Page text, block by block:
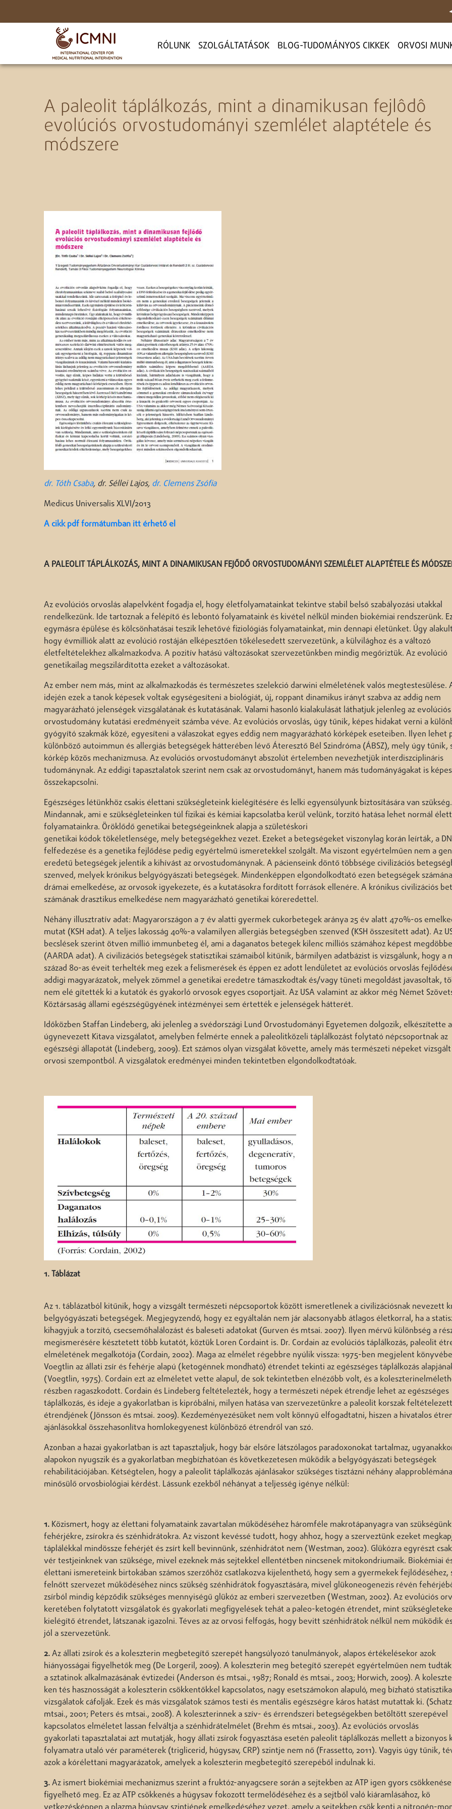
RÓLUNK SZOLGÁLTATÁSOK BLOG-TUDOMÁNYOS CIKKEK ORVOSI
A paleolit táplálkozás, mint a dinamikusan fejlôdô
evolúciós orvostudományi szemlélet alaptétele és
módszere
dr. Tóth Csaba, dr. Séllei Lajos, dr. Clemens Zsófia
Medicus Universalis XLVI/2013
A cikk pdf formátumban itt érhető el
A PALEOLIT TÁPLÁLKOZÁS, MINT A DINAMIKUSAN FEJŐDŐ ORVOSTUDOMÁNYI SZEMLÉLET ALAPTÉTELE ÉS
Az evolúciós orvoslás alapelvként fogadja el, hogy életfolyamatainkat tekintve stabil belső szabályozási utakkal
rendelkezünk. Ide tartoznak a felépítő és lebontó folyamataink és kivétel nélkül minden biokémiai rendszerünk.
egymásra épülése és kölcsönhatásai teszik lehetővé fiziológiás folyamatainkat, min dennapi életünket. Úgy
hogy évmilliók alatt az evolúció rostáján elképesztően tökélesedett szervezetünk, a külvilághoz és a változó
életfeltételekhez alkalmazkodva. A pozitív hatású változásokat szervezetünkben mindig megőriztük. Az evolúció
genetikailag megszilárdította ezeket a változásokat.
Az ember nem más, mint az alkalmazkodás és természetes szelekció darwini elméletének valós megtestesülése.
idején ezek a tanok képesek voltak egységesíteni a biológiát, új, roppant dinamikus irányt szabva az addig nem
magyarázható jelenségek vizsgálatának és kutatásának. Valami hasonló kialakulását láthatjuk jelenleg az evolúciós
orvostudomány kutatási eredményeit számba véve. Az evolúciós orvoslás, úgy tűnik, képes hidakat verni a
gyógyító szakmák közé, egyesíteni a válaszokat egyes eddig nem magyarázható kórképek eseteiben. Ilyen lehet
különböző autoimmun és allergiás betegségek hátterében lévő Áteresztő Bél Szindróma (ÁBSZ), mely úgy tűnik,
kórkép közös mechanizmusa. Az evolúciós orvostudományt abszolút értelemben nevezhetjük interdiszciplináris
tudománynak. Az eddigi tapasztalatok szerint nem csak az orvostudományt, hanem más tudományágakat is képes
összekapcsolni.
Egészséges létünkhöz csakis élettani szükségleteink kielégítésére és lelki egyensúlyunk biztosítására van szükség.
Mindannak, ami e szükségleteinken túl fizikai és kémiai kapcsolatba kerül velünk, torzító hatása lehet normál
folyamatainkra. Öröklődő genetikai betegségeinknek alapja a születéskori
genetikai kódok tökéletlensége, mely betegségekhez vezet. Ezeket a betegségeket viszonylag korán leírták, a
felfedezése és a genetika fejlődése pedig egyértelmű ismeretekkel szolgált. Ma viszont egyértelműen nem a
eredetű betegségek jelentik a kihívást az orvostudománynak. A pácienseink döntő többsége civilizációs
szenved, melyek krónikus belgyógyászati betegségek. Mindenképpen elgondolkodtató ezen betegségek
drámai emelkedése, az orvosok igyekezete, és a kutatásokra fordított források ellenére. A krónikus civilizációs
számának drasztikus emelkedése nem magyarázható genetikai kóreredettel.
Néhány illusztratív adat: Magyarországon a 7 év alatti gyermek cukorbetegek aránya 25 év alatt 470%-os
mutat (KSH adat). A teljes lakosság 40%-a valamilyen allergiás betegségben szenved (KSH összesített adat). Az
becslések szerint ötven millió immunbeteg él, ami a daganatos betegek kilenc milliós számához képest
(AARDA adat). A civilizációs betegségek statisztikai számaiból kitűnik, bármilyen adatbázist is vizsgálunk, hogy a
század 80-as éveit terhelték meg ezek a felismerések és éppen ez adott lendületet az evolúciós orvoslás
addigi magyarázatok, melyek zömmel a genetikai eredetre támaszkodtak és/vagy tüneti megoldást javasoltak,
nem elé gítették ki a kutatók és gyakorló orvosok egyes csoportjait. Az USA valamint az akkor még Német
Köztársaság állami egészségügyének intézményei sem értették e jelenségek hátterét.
Időközben Staffan Lindeberg, aki jelenleg a svédországi Lund Orvostudományi Egyetemen dolgozik, elkészítette
úgynevezett Kitava vizsgálatot, amelyben felmérte ennek a paleolitközeli táplálkozást folytató népcsoportnak az
egészségi állapotát (Lindeberg, 2009). Ezt számos olyan vizsgálat követte, amely más természeti népeket
orvosi szempontból. A vizsgálatok eredményei minden tekintetben elgondolkodtatóak.
1. Táblázat
Az 1. táblázatból kitűnik, hogy a vizsgált természeti népcsoportok között ismeretlenek a civilizációsnak nevezett
belgyógyászati betegségek. Megjegyzendő, hogy ez egyáltalán nem jár alacsonyabb átlagos életkorral, ha a
kihagyjuk a torzító, csecsemőhalálozást és baleseti adatokat (Gurven és mtsai. 2007). Ilyen mérvű különbség a
megismerésére késztetett több kutatót, köztük Loren Cordaint is. Dr. Cordain az evolúciós táplálkozás, paleolit
elméletének megalkotója (Cordain, 2002). Maga az elmélet régebbre nyúlik vissza: 1975-ben megjelent
Voegtlin az állati zsír és fehérje alapú (ketogénnek mondható) étrendet tekinti az egészséges táplálkozás
(Voegtlin, 1975). Cordain ezt az elméletet vette alapul, de sok tekintetben elnézőbb volt, és a
részben ragaszkodott. Cordain és Lindeberg feltételezték, hogy a természeti népek étrendje lehet az egészséges
táplálkozás, és ideje a gyakorlatban is kipróbálni, milyen hatása van szervezetünkre a paleolit korszak feltételezett
étrendjének (Jönsson és mtsai. 2009). Kezdeményezésüket nem volt könnyű elfogadtatni, hiszen a hivatalos
ajánlásokkal összehasonlítva homlokegyenest különböző étrendről van szó.
Azonban a hazai gyakorlatban is azt tapasztaljuk, hogy bár elsőre látszólagos paradoxonokat tartalmaz,
alapokon nyugszik és a gyakorlatban megbízhatóan és következetesen működik a belgyógyászati betegségek
rehabilitációjában. Kétségtelen, hogy a paleolit táplálkozás ajánlásakor szükséges tisztázni néhány
minősülő orvosbiológiai kérdést. Lássunk ezekből néhányat a teljesség igénye nélkül:
1. Közismert, hogy az élettani folyamataink zavartalan működéséhez háromféle makrotápanyagra van
fehérjékre, zsírokra és szénhidrátokra. Az viszont kevéssé tudott, hogy ahhoz, hogy a szerveztünk ezeket
táplálékkal mindössze fehérjét és zsírt kell bevinnünk, szénhidrátot nem (Westman, 2002). Glükózra egyrészt
vér testjeinknek van szüksége, mivel ezeknek más sejtekkel ellentétben nincsenek mitokondriumaik. Biokémiai
élettani ismereteink birtokában számos szerzőhöz csatlakozva kijelenthető, hogy sem a gyermekek fejlődéséhez,
felnőtt szervezet működéséhez nincs szükség szénhidrátok fogyasztására, mivel glükoneogenezis révén
zsírból mindig képződik szükséges mennyiségű glükóz az emberi szervezetben (Westman, 2002). Az evolúciós
keretében folytatott vizsgálatok és gyakorlati megfigyelések tehát a paleo-ketogén étrendet, mint
kielégítő étrendet, látszanak igazolni. Téves az az orvosi felfogás, hogy bevitt szénhidrátok nélkül nem működik
jól a szervezetünk.
2.Az állati zsírok és a koleszterin megbetegítő szerepét hangsúlyozó tanulmányok, alapos értékelésekor azok
hiányosságai figyelhetők meg (De Lorgeril, 2009). A koleszterin meg betegítő szerepét egyértelműen nem
a sztatinok alkalmazásának évtizedei (Anderson és mtsai., 1987; Ronald és mtsai., 2003; Horwich, 2009). A
ken tés hasznosságát a koleszterin csökkentőkkel kapcsolatos, nagy esetszámokon alapuló, meg bízható
vizsgálatok cáfolják. Ezek és más vizsgálatok számos testi és mentális egészségre káros hatást mutattak ki.
mtsai., 2001; Peters és mtsai., 2008). A koleszterinnek a szív- és érrendszeri betegségekben betöltött szerepével
kapcsolatos elméletet lassan felváltja a szénhidrátelmélet (Brehm és mtsai., 2003). Az evolúciós orvoslás
gyakorlati tapasztalatai azt mutatják, hogy állati zsírok fogyasztása esetén paleolit táplálkozás mellett a bizonyos
folyamatra utaló vér paraméterek (triglicerid, húgysav, CRP) szintje nem nő (Frassetto, 2011). Vagyis úgy tűnik,
azok a kórélettani magyarázatok, amelyek a koleszterin megbetegítő szerepéből indulnak ki.
3.Az ismert biokémiai mechanizmus szerint a fruktóz-anyagcsere során a sejtekben az ATP igen gyors csökkenése
figyelhető meg. Ez az ATP csökkenés a húgysav fokozott termelődéséhez és a sejtből való kiáramlásához, kö